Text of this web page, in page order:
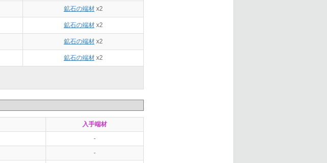
鉱石の端材x2
鉱石の端材x2
鉱石の端材x2
鉱石の端材x2
入手端材
-
-